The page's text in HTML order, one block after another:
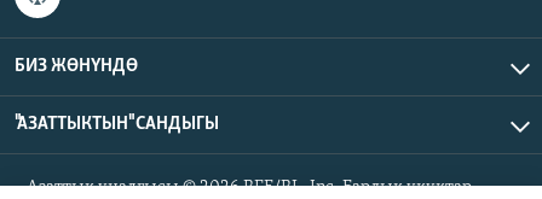
БИЗ ЖӨНҮНДӨ
"АЗАТТЫКТЫН" САНДЫГЫ
Азаттык үналгысы © 2026 RFE/RL, Inc. Бардык укуктар